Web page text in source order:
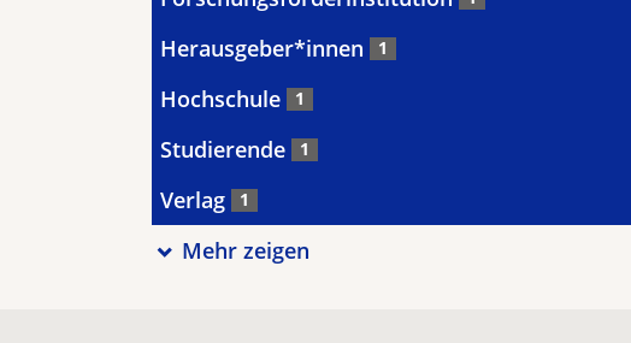
Herausgeber*innen 1
Hochschule 1
Studierende 1
Verlag 1
Mehr zeigen